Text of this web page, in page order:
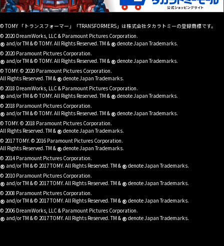
© TOMY 「トランスフォーマー」「TRANSFORMERS」は株式会社タカラトミーの登録商標です。
© 2020 DreamWorks, LLC & Paramount Pictures Corporation.
® and/or TM & © TOMY. All Rights Reserved. TM & ® denote Japan Trademarks.
© 2020 Paramount Pictures Corporation.
® and/or TM & © TOMY. All Rights Reserved. TM & ® denote Japan Trademarks.
© TOMY. © 2020 Paramount Pictures Corporation.
All Rights Reserved. TM & ® denote Japan Trademarks.
© 2018 DreamWorks, LLC & Paramount Pictures Corporation.
® and/or TM & © TOMY. All Rights Reserved. TM & ® denote Japan Trademarks.
© 2018 Paramount Pictures Corporation.
® and/or TM & © TOMY. All Rights Reserved. TM & ® denote Japan Trademarks.
© TOMY. © 2018 Paramount Pictures Corporation.
All Rights Reserved. TM & ® denote Japan Trademarks.
© 2017 TOMY. © 2016 Paramount Pictures Corporation.
All Rights Reserved. TM & ® denote Japan Trademarks.
© 2014 Paramount Pictures Corporation.
® and/or TM & © 2017 TOMY. All Rights Reserved. TM & ® denote Japan Trademarks.
© 2010 Paramount Pictures Corporation.
® and/or TM & © 2017 TOMY. All Rights Reserved. TM & ® denote Japan Trademarks.
© 2008 Paramount Pictures Corporation.
® and/or TM & © 2017 TOMY. All Rights Reserved. TM & ® denote Japan Trademarks.
© 2006 DreamWorks, LLC & Paramount Pictures Corporation.
® and/or TM & © 2017 TOMY. All Rights Reserved. TM & ® denote Japan Trademarks.